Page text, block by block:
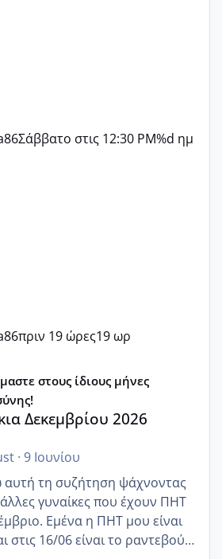
Σάββατο στις 12:30 PM%d ημ
πριν 19 ώρες19 ωρ
2026
στους ίδιους μήνες
Δεκεμβρίου 2026
· 9 Ιουνίου
αυτή τη συζήτηση ψάχνοντας
γυναίκες που έχουν ΠΗΤ
Εμένα η ΠΗΤ μου είναι
στις 16/06 είναι το ραντεβού